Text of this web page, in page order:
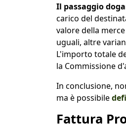
Il passaggio
carico del
valore della
uguali, altre
L'importo totale
la Commissione
In conclusione,
ma è possibile
Fattura